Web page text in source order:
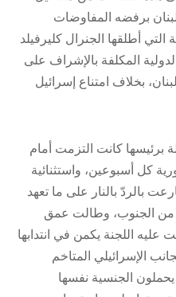
برفضه المفاوضات
التي أطلقها الجنرال كليرفيلد
المكلفة بالإشراف على
بخلاف امتناع إسرائيل
برئيسها كانت التزمت أمام
كل أسبوعين، واستثنائية
بالردّ بالنار على ما تعهد
من الجنوب، وطالت عمق
عليه اللجنة يكمن في انتدابها
الإسرائيلي المتاخم
وأكّد أن 3 آخرين يحملون الجنسية نفسها